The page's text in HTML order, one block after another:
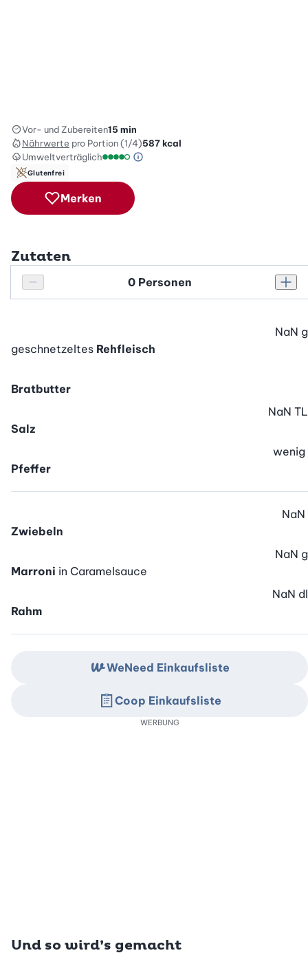
Vor- und Zubereiten15 min
Nährwerte pro Portion (1/4)587kcal
Umweltverträglich
Green Betty Skala Info
Glutenfrei
Merken
Zutaten
Personenanzahl verringern
Personenanzahl
geschnetzeltes Rehfleisch
NaN g
Bratbutter
Salz
NaN TL
Pfeffer
wenig
Zwiebeln
NaN
Marroni in Caramelsauce
NaN g
Rahm
NaN dl
Und so wird’s gemacht
WeNeed Einkaufsliste
Coop Einkaufsliste
WERBUNG